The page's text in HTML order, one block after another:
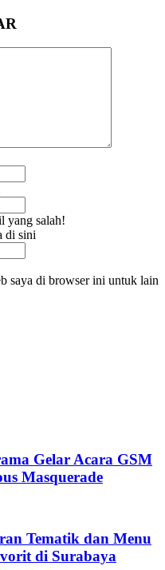
yang salah!
di sini
saya di browser ini untuk lain
Gelar Acara GSM
Masquerade
Tematik dan Menu
di Surabaya